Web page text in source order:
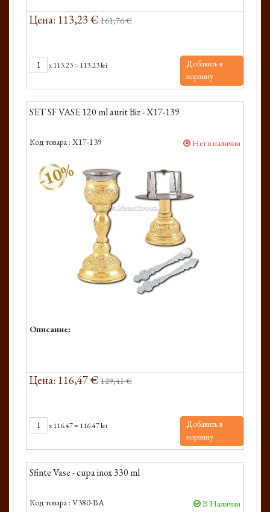
Цена: 113,23 € 161,76 €
x113.23= 113.23 lei
Добавить в
корзину
SET SF VASE 120 ml aurit Biz - X17-139
Код товара : X17-139 Нет в наличии
-10%
Описание:
Цена: 116,47 € 129,41 €
x116.47= 116.47 lei
Добавить в
корзину
Sfinte Vase - cupa inox 330 ml
Код товара : V380-BA В Наличии